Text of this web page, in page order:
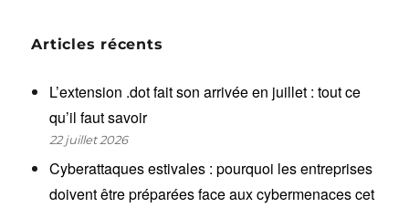
Articles récents
L’extension .dot fait son arrivée en juillet : tout ce
qu’il faut savoir
22 juillet 2026
Cyberattaques estivales : pourquoi les entreprises
doivent être préparées face aux cybermenaces cet